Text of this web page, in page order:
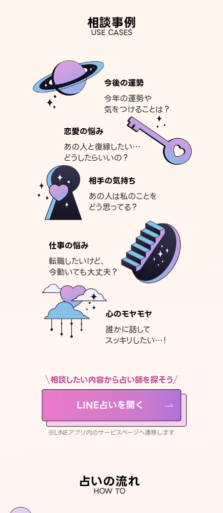
相談事例
USE CASES
今後の運勢
今年の運勢や
気をつけることは？
恋愛の悩み
あの人と復縁したい…
どうしたらいいの？
相手の気持ち
あの人は私のことを
どう思ってる？
仕事の悩み
転職したいけど、
今動いても大丈夫？
心のモヤモヤ
誰かに話して
スッキリしたい…！
相談したい内容から占い師を探そう
LINE占いを開く
※LINEアプリ内のサービスページへ遷移します
占いの流れ
HOW TO